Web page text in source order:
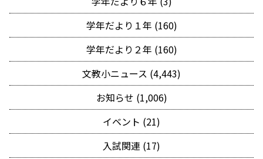
学年だより１年 (160)
学年だより２年 (160)
文教小ニュース (4,443)
お知らせ (1,006)
イベント (21)
入試関連 (17)